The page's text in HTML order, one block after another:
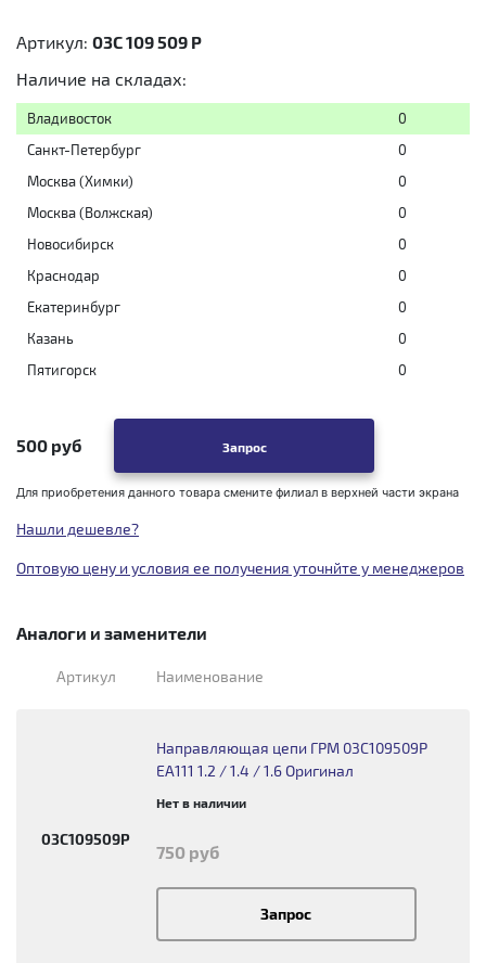
Артикул: 03C 109 509 P
Наличие на складах:
Владивосток
0
Санкт-Петербург
0
Москва (Химки)
0
Москва (Волжская)
0
Новосибирск
0
Краснодар
0
Екатеринбург
0
Казань
0
Пятигорск
0
500 руб Запрос
Для приобретения данного товара смените филиал в верхней части экрана
Нашли дешевле?
Оптовую цену и условия ее получения уточнйте у менеджеров
Аналоги и заменители
Артикул Наименование
03C109509P
Направляющая цепи ГРМ 03C109509P
EA111 1.2 / 1.4 / 1.6 Оригинал
Нет в наличии
750 руб
Запрос